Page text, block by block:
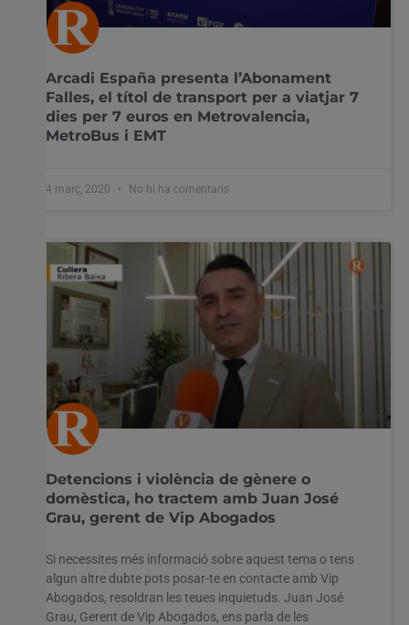
Arcadi España presenta l’Abonament
Falles, el títol de transport per a viatjar 7
dies per 7 euros en Metrovalencia,
MetroBus i EMT
4 març, 2020 No hi ha comentaris
Detencions i violència de gènere o
domèstica, ho tractem amb Juan José
Grau, gerent de Vip Abogados
Si necessites més informació sobre aquest tema o tens
algun altre dubte pots posar-te en contacte amb Vip
Abogados, resoldran les teues inquietuds. Juan José
Grau, Gerent de Vip Abogados, ens parla de les
Utilitzem cookies al nostre lloc web per oferir-vos
l'experiència més rellevant recordant les vostres preferències
i visites repetides. En fer clic a "Acceptar-ho tot", accepteu
l'ús de TOTES les cookies. Tanmateix, podeu visitar
"Configuració de les galetes" per proporcionar un
consentiment controlat.
Configuració cookies Accepta tot